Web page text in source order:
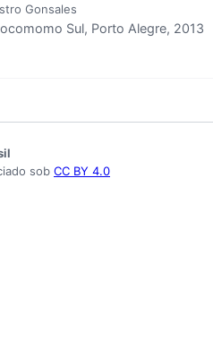
Gonsales
Sul, Porto Alegre, 2013
sob CC BY 4.0